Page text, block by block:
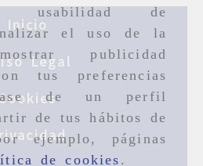
usabilidad de
el uso de la
publicidad
tus preferencias
de un perfil
de tus hábitos de
ejemplo, páginas
de cookies .
Inicio
Legal